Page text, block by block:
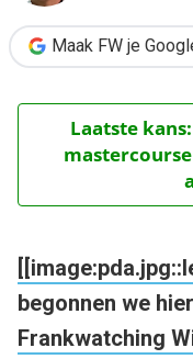
Maak FW je
Laatste
mastercourse
begonnen we
Frankwatching